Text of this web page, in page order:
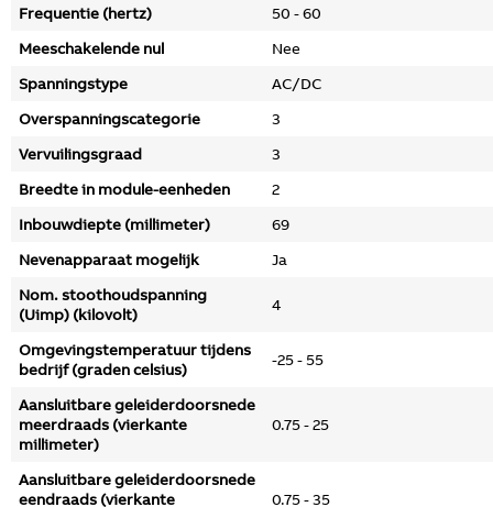
Frequentie (hertz)
50 - 60
Meeschakelende nul
Nee
Spanningstype
AC/DC
Overspanningscategorie
3
Vervuilingsgraad
3
Breedte in module-eenheden
2
Inbouwdiepte (millimeter)
69
Nevenapparaat mogelijk
Ja
Nom. stoothoudspanning
(Uimp) (kilovolt)
4
Omgevingstemperatuur tijdens
bedrijf (graden celsius)
-25 - 55
Aansluitbare geleiderdoorsnede
meerdraads (vierkante
millimeter)
0.75 - 25
Aansluitbare geleiderdoorsnede
eendraads (vierkante
0.75 - 35